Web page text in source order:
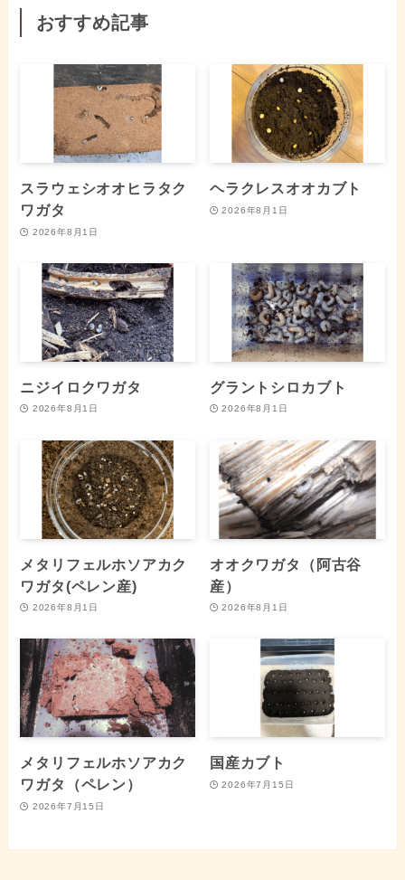
おすすめ記事
スラウェシオオヒラタク
ワガタ
2026年8月1日
ヘラクレスオオカブト
2026年8月1日
ニジイロクワガタ
2026年8月1日
グラントシロカブト
2026年8月1日
メタリフェルホソアカク
ワガタ(ペレン産)
2026年8月1日
オオクワガタ（阿古谷
産）
2026年8月1日
メタリフェルホソアカク
ワガタ（ペレン）
2026年7月15日
国産カブト
2026年7月15日